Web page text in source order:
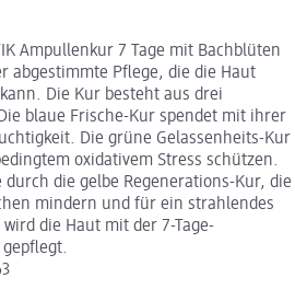
Ampullenkur 7 Tage mit Bachblüten
abgestimmte Pflege, die die Haut
Die Kur besteht aus drei
blaue Frische-Kur spendet mit ihrer
Die grüne Gelassenheits-Kur
oxidativem Stress schützen.
die gelbe Regenerations-Kur, die
mindern und für ein strahlendes
die Haut mit der 7-Tage-